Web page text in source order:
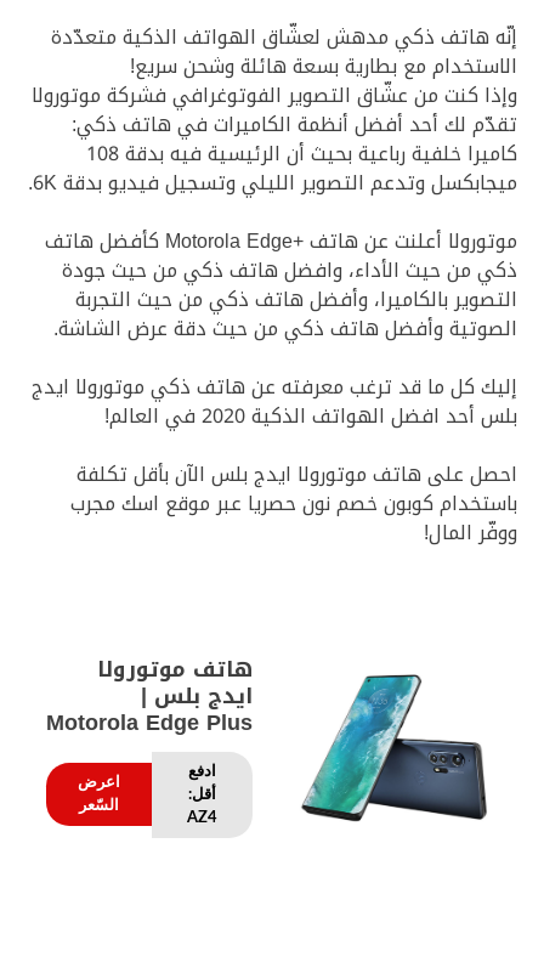
إنّه هاتف ذكي مدهش لعشّاق الهواتف الذكية متعدّدة
الاستخدام مع بطارية بسعة هائلة وشحن سريع!
وإذا كنت من عشّاق التصوير الفوتوغرافي فشركة موتورولا
تقدّم لك أحد أفضل أنظمة الكاميرات في هاتف ذكي:
كاميرا خلفية رباعية بحيث أن الرئيسية فيه بدقة 108
ميجابكسل وتدعم التصوير الليلي وتسجيل فيديو بدقة 6K.
موتورولا أعلنت عن هاتف +Motorola Edge كأفضل هاتف
ذكي من حيث الأداء، وافضل هاتف ذكي من حيث جودة
التصوير بالكاميرا، وأفضل هاتف ذكي من حيث التجربة
الصوتية وأفضل هاتف ذكي من حيث دقة عرض الشاشة.
إليك كل ما قد ترغب معرفته عن هاتف ذكي موتورولا ايدج
بلس أحد افضل الهواتف الذكية 2020 في العالم!
احصل على هاتف موتورولا ايدج بلس الآن بأقل تكلفة
باستخدام كوبون خصم نون حصريا عبر موقع اسك مجرب
ووفّر المال!
هاتف موتورولا
ايدج بلس |
Motorola Edge Plus
ادفع
أقل:
AZ4
اعرض
السّعر